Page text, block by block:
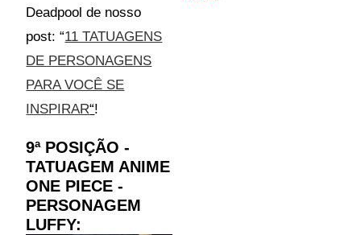
Deadpool de nosso
post: “11 TATUAGENS
DE PERSONAGENS
PARA VOCÊ SE
INSPIRAR“!
9ª POSIÇÃO -
TATUAGEM ANIME
ONE PIECE -
PERSONAGEM
LUFFY: